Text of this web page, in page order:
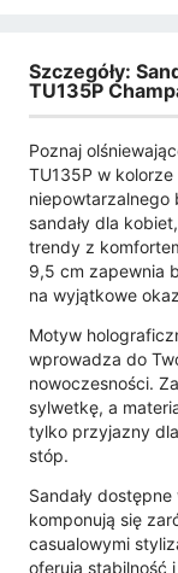
Szczegóły:
TU135P
Poznaj
TU135P w
niepowtarzalnego
sandały dla
trendy z
9,5 cm zapewnia
na wyjątkowe
Motyw
wprowadza do
nowoczesności.
sylwetkę, a
tylko przyjazny
stóp.
Sandały
komponują się
casualowymi
oferują stabilność